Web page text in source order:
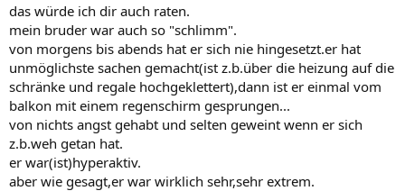
das würde ich dir auch raten.
mein bruder war auch so "schlimm".
von morgens bis abends hat er sich nie hingesetzt.er hat
unmöglichste sachen gemacht(ist z.b.über die heizung auf die
schränke und regale hochgeklettert),dann ist er einmal vom
balkon mit einem regenschirm gesprungen...
von nichts angst gehabt und selten geweint wenn er sich
z.b.weh getan hat.
er war(ist)hyperaktiv.
aber wie gesagt,er war wirklich sehr,sehr extrem.